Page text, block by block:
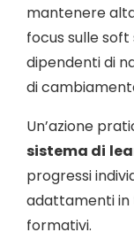
mantenere
focus sulle
dipendenti di
di
Un’azione
sistema di
progressi
adattamenti in
formativi.